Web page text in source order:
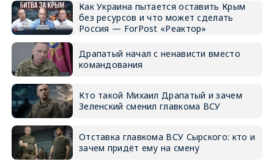
Как Украина пытается оставить Крым
без ресурсов и что может сделать
Россия — ForPost «Реактор»
Драпатый начал с ненависти вместо
командования
Кто такой Михаил Драпатый и зачем
Зеленский сменил главкома ВСУ
Отставка главкома ВСУ Сырского: кто и
зачем придёт ему на смену